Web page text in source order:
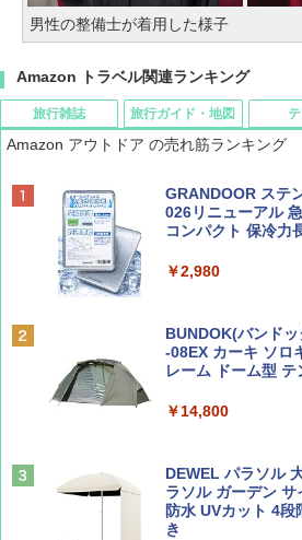
男性の整備士が着用した様子
Amazon トラベル関連ランキング
旅行雑誌
BE-PAL(ビ-パル)
SOTO ミニマル"
ディズニーファ
誌] (ＤＩＳＮＥＹ
山と溪谷 2026年8
￥1,540
旅行ガイド・地図
D40 地球の歩き方
力的な町 2026～
地球の歩き方 スタ
￥2,695
僕が見た未来【完
￥0
[キャンパーズコレ
プテント 傘みたい
ッとサンシェード
&ハイキング カー
PYKES PEAK (パ
人用 折りたたみ 防
￥4,980
Amazon アウトドア の売れ筋ランキング
GRANDOOR ステ
026リニューアル
コンパクト 保冷力
￥2,980
BUNDOK(バンド
-08EX カーキ ソロ
レーム ドーム型 テ
￥14,800
DEWEL パラソル
ラソル ガーデン
防水 UVカット 4
き